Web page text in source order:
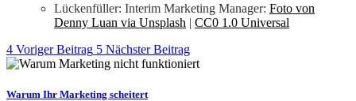
Lückenfüller: Interim Marketing Manager: Foto von
Denny Luan via Unsplash | CC0 1.0 Universal
Voriger Beitrag
Nächster Beitrag
Warum Ihr Marketing scheitert